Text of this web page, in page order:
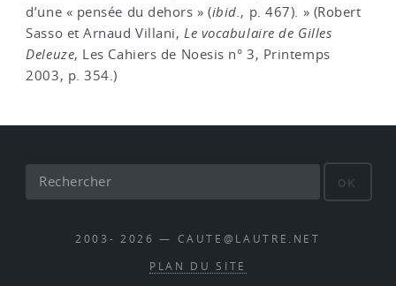
d’une « pensée du dehors » (ibid., p. 467). » (Robert
Sasso et Arnaud Villani,Le vocabulaire de Gilles
Deleuze, Les Cahiers de Noesis n° 3, Printemps
2003, p. 354.)
OK
2003- 2026 — CAUTE@LAUTRE.NET
PLAN DU SITE